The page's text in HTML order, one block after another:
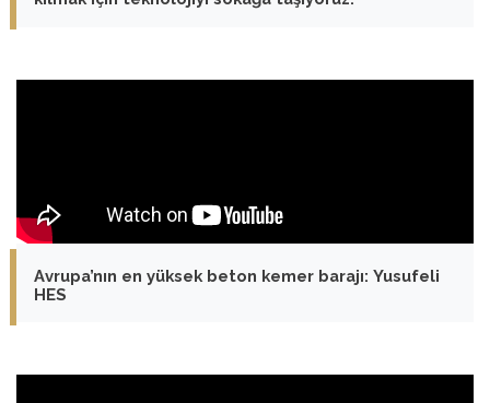
Avrupa’nın en yüksek beton kemer barajı: Yusufeli
HES